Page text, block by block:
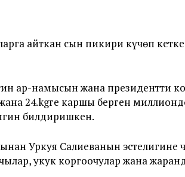
айткан сын пикири күчөп
ар-намысын жана президентти
24.kgге каршы берген
билдиришкен.
Уркуя Салиеванын эстелигине
укук коргоочулар жана